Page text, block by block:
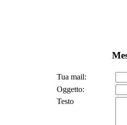
Tua mail:
Oggetto:
Testo